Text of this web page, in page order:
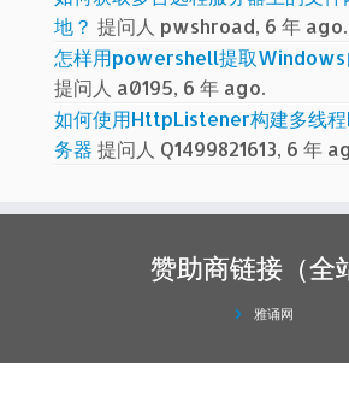
地？ 提问人 pwshroad, 6 年 ago.
怎样用powershell提取Windows
提问人 a0195, 6 年 ago.
如何使用HttpListener构建多线程
务器 提问人 Q1499821613, 6 年
赞助商链接（全
雅诵网